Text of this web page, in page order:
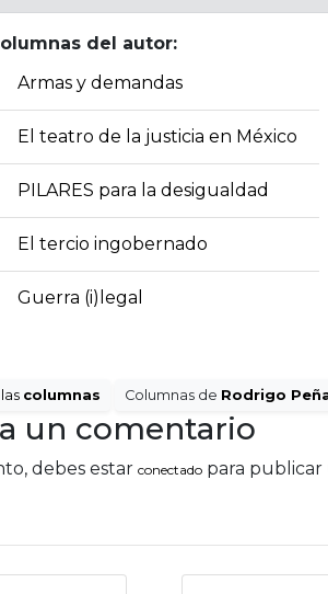
del autor:
Armas y demandas
El teatro de la justicia en México
PILARES para la desigualdad
El tercio ingobernado
Guerra (i)legal
columnas Columnas de Rodrigo
un comentario
debes estar conectado para